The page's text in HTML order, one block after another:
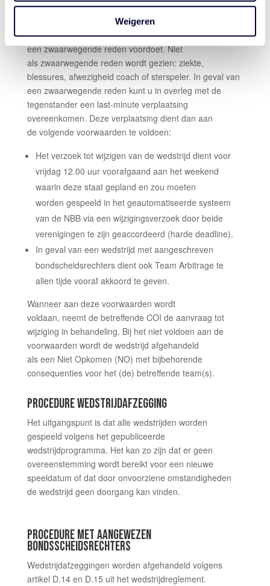
Weigeren
ZWAARWEGENDE REDENEN
De enige uitzondering hierop is als zich
een zwaarwegende reden voordoet. Niet
als zwaarwegende reden wordt gezien: ziekte,
blessures, afwezigheid coach of sterspeler. In geval van
een zwaarwegende reden kunt u in overleg met de
tegenstander een last-minute verplaatsing
overeenkomen. Deze verplaatsing dient dan aan
de volgende voorwaarden te voldoen:
Het verzoek tot wijzigen van de wedstrijd dient voor
vrijdag 12.00 uurvoorafgaand aan het weekend
waarin deze staat gepland en zou moeten
worden gespeeld in het geautomatiseerde systeem
van de NBB via een wijzigingsverzoek door beide
verenigingen te zijn geaccordeerd (harde deadline).
In geval van een wedstrijd met aangeschreven
bondscheidsrechters dient ook Team Arbitrage te
allen tijde vooraf akkoord te geven.
Wanneer aan deze voorwaarden wordt
voldaan, neemt de betreffende COI de aanvraag tot
wijziging in behandeling. Bij het niet voldoen aan de
voorwaarden wordt de wedstrijd afgehandeld
als een Niet Opkomen (NO) met bijbehorende
consequenties voor het (de) betreffende team(s).
PROCEDURE WEDSTRIJDAFZEGGING
Het uitgangspunt is dat alle wedstrijden worden
gespeeld volgens het gepubliceerde
wedstrijdprogramma. Het kan zo zijn dat er geen
overeenstemming wordt bereikt voor een nieuwe
speeldatum of dat door onvoorziene omstandigheden
de wedstrijd geen doorgang kan vinden.
PROCEDURE MET AANGEWEZEN
BONDSSCHEIDSRECHTERS
Wedstrijdafzeggingen worden afgehandeld volgens
artikel D.14 en D.15 uit het wedstrijdreglement.